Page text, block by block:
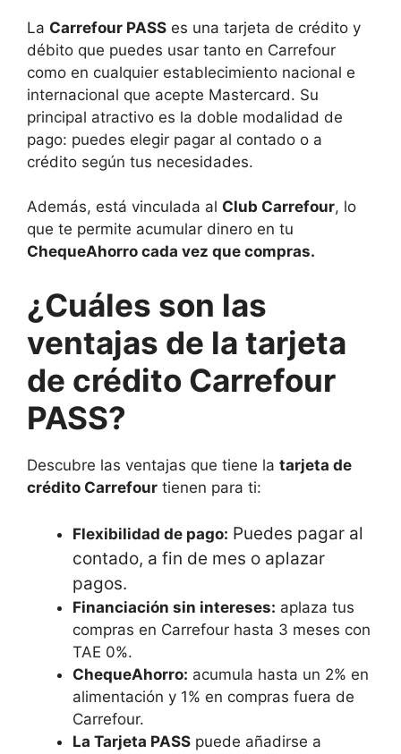
La Carrefour PASS es una tarjeta de crédito y
débito que puedes usar tanto en Carrefour
como en cualquier establecimiento nacional e
internacional que acepte Mastercard. Su
principal atractivo es la doble modalidad de
pago: puedes elegir pagar al contado o a
crédito según tus necesidades.
Además, está vinculada al Club Carrefour, lo
que te permite acumular dinero en tu
ChequeAhorro cada vez que compras.
¿Cuáles son las
ventajas de la tarjeta
de crédito Carrefour
PASS?
Descubre las ventajas que tiene la tarjeta de
crédito Carrefour tienen para ti:
Flexibilidad de pago: Puedes pagar al
contado, a fin de mes o aplazar
pagos.
Financiación sin intereses: aplaza tus
compras en Carrefour hasta 3 meses con
TAE 0%.
ChequeAhorro: acumula hasta un 2% en
alimentación y 1% en compras fuera de
Carrefour.
La Tarjeta PASS puede añadirse a